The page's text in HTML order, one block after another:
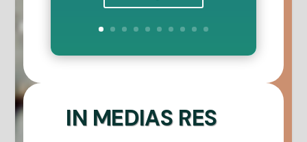
IN MEDIAS RES